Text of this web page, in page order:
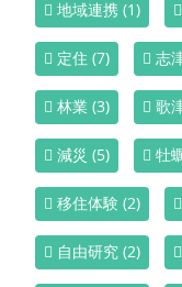
地域連携 (1)
定住 (7) 志
林業 (3) 歌
減災 (5) 牡
移住体験 (2)
自由研究 (2)